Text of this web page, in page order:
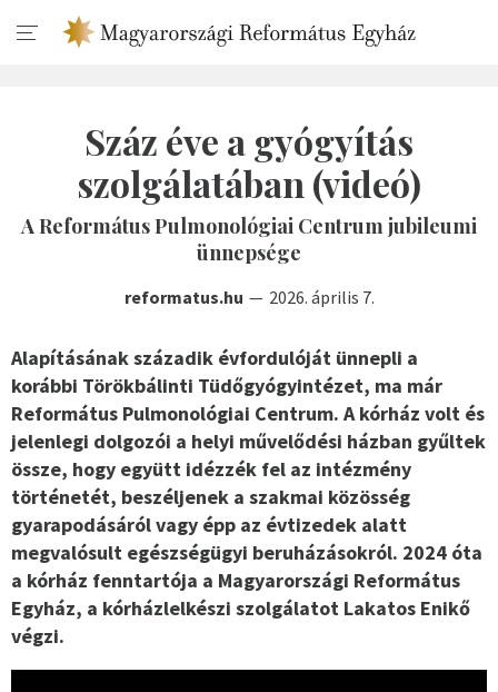
Száz éve a gyógyítás
szolgálatában (videó)
A Református Pulmonológiai Centrum jubileumi
ünnepsége
reformatus.hu 2026. április 7.
Alapításának századik évfordulóját ünnepli a
korábbi Törökbálinti Tüdőgyógyintézet, ma már
Református Pulmonológiai Centrum. A kórház volt és
jelenlegi dolgozói a helyi művelődési házban gyűltek
össze, hogy együtt idézzék fel az intézmény
történetét, beszéljenek a szakmai közösség
gyarapodásáról vagy épp az évtizedek alatt
megvalósult egészségügyi beruházásokról. 2024 óta
a kórház fenntartója a Magyarországi Református
Egyház, a kórházlelkészi szolgálatot Lakatos Enikő
végzi.